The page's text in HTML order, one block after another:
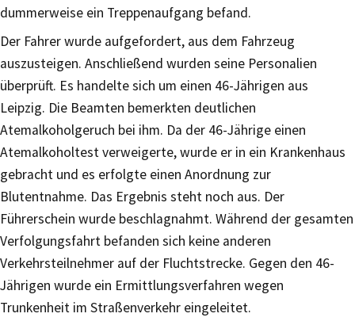
dummerweise ein Treppenaufgang befand.
Der Fahrer wurde aufgefordert, aus dem Fahrzeug
auszusteigen. Anschließend wurden seine Personalien
überprüft. Es handelte sich um einen 46-Jährigen aus
Leipzig. Die Beamten bemerkten deutlichen
Atemalkoholgeruch bei ihm. Da der 46-Jährige einen
Atemalkoholtest verweigerte, wurde er in ein Krankenhaus
gebracht und es erfolgte einen Anordnung zur
Blutentnahme. Das Ergebnis steht noch aus. Der
Führerschein wurde beschlagnahmt. Während der gesamten
Verfolgungsfahrt befanden sich keine anderen
Verkehrsteilnehmer auf der Fluchtstrecke. Gegen den 46-
Jährigen wurde ein Ermittlungsverfahren wegen
Trunkenheit im Straßenverkehr eingeleitet.